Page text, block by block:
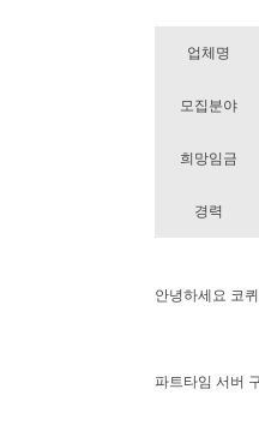
업체명
모집분야
희망임금
경력
안녕하세요 코
파트타임 서버